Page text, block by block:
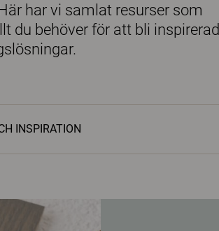
har vi samlat resurser som
du behöver för att bli inspirerad
INSPIRATION